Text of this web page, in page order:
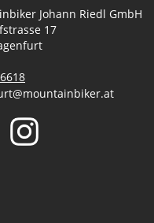
Johann Riedl GmbH
17